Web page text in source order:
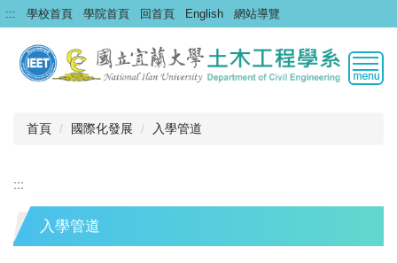
跳
到
要
::: 學校首頁 學院首頁 回首頁 English 網站導覽
首頁 國際化發展 入學管道
:::
入學管道